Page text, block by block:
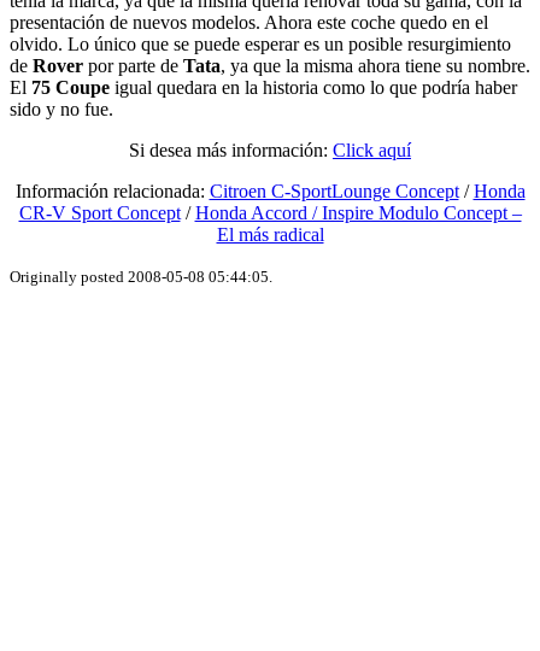
presentación de nuevos modelos. Ahora este coche quedo en el
olvido. Lo único que se puede esperar es un posible resurgimiento
de Rover por parte de Tata, ya que la misma ahora tiene su nombre.
El 75 Coupe igual quedara en la historia como lo que podría haber
sido y no fue.
Si desea más información: Click aquí
Información relacionada: Citroen C-SportLounge Concept/Honda
CR-V Sport Concept/Honda Accord / Inspire Modulo Concept –
El más radical
Originally posted 2008-05-08 05:44:05.